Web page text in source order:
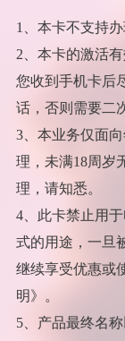
1、本卡不支持
2、本卡的激活
您收到手机卡后
话，否则需要二
3、本业务仅面
理，未满18周岁
理，请知悉。
4、此卡禁止用
式的用途，一旦
继续享受优惠或
明》。
5、产品最终名称